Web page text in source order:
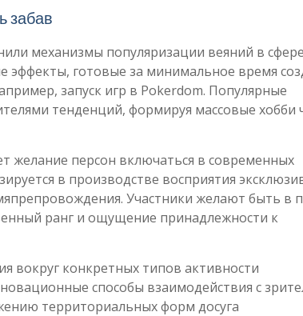
забав
механизмы популяризации веяний в сфере
готовые за минимальное время
запуск игр в Pokerdom. Популярные
тенденций, формируя массовые хобби
желание персон включаться в современных
в производстве восприятия
Участники желают быть в
ранг и ощущение принадлежности к
вокруг конкретных типов активности
способы взаимодействия с
территориальных форм досуга